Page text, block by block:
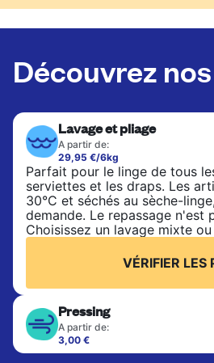
Découvrez
Lavage et pliage
A partir de:
29,95 €/6kg
Parfait pour le linge de tous
serviettes et les draps. Les
30°C et séchés au sèche-
demande. Le repassage n'est
Choisissez un lavage mixte ou
VÉRIFIER LES
Pressing
A partir de:
3,00 €
Les articles délicats sont